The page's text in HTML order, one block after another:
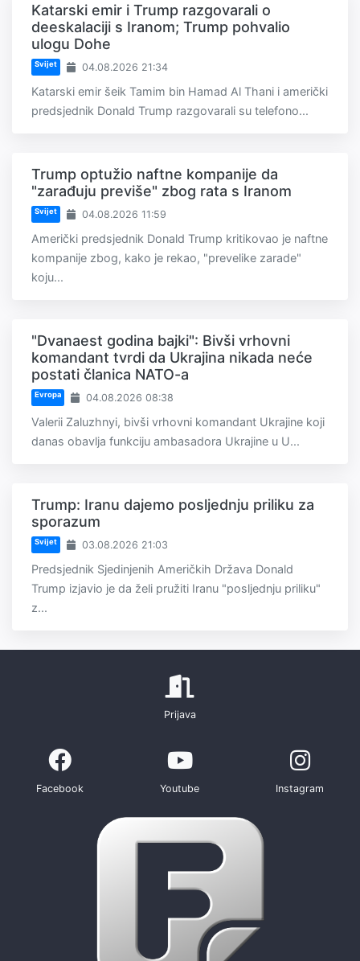
Katarski emir i Trump razgovarali o
deeskalaciji s Iranom; Trump pohvalio
ulogu Dohe
Svijet 04.08.2026 21:34
Katarski emir šeik Tamim bin Hamad Al Thani i američki
predsjednik Donald Trump razgovarali su telefono...
Trump optužio naftne kompanije da
"zarađuju previše" zbog rata s Iranom
Svijet 04.08.2026 11:59
Američki predsjednik Donald Trump kritikovao je naftne
kompanije zbog, kako je rekao, "prevelike zarade"
koju...
"Dvanaest godina bajki": Bivši vrhovni
komandant tvrdi da Ukrajina nikada neće
postati članica NATO-a
Evropa 04.08.2026 08:38
Valerii Zaluzhnyi, bivši vrhovni komandant Ukrajine koji
danas obavlja funkciju ambasadora Ukrajine u U...
Trump: Iranu dajemo posljednju priliku za
sporazum
Svijet 03.08.2026 21:03
Predsjednik Sjedinjenih Američkih Država Donald
Trump izjavio je da želi pružiti Iranu "posljednju priliku"
z...
Prijava
Facebook Youtube Instagram